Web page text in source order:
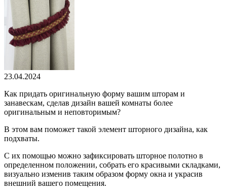
23.04.2024
Как придать оригинальную форму вашим шторам и
занавескам, сделав дизайн вашей комнаты более
оригинальным и неповторимым?
В этом вам поможет такой элемент шторного дизайна, как
подхваты.
С их помощью можно зафиксировать шторное полотно в
определенном положении, собрать его красивыми складками,
визуально изменив таким образом форму окна и украсив
внешний вашего помещения.